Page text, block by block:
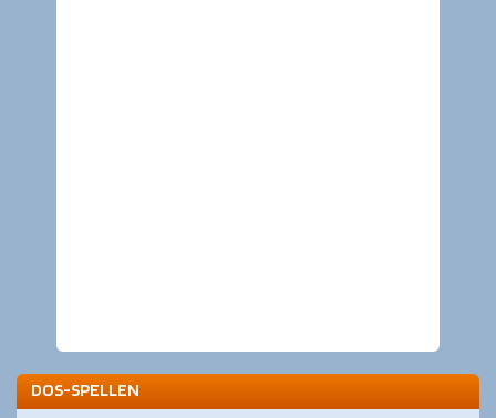
DOS-SPELLEN